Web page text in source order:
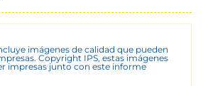
imágenes de calidad que pueden
Copyright IPS, estas imágenes
impresas junto con este informe